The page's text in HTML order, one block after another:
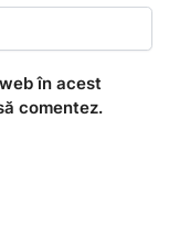
în acest
comentez.